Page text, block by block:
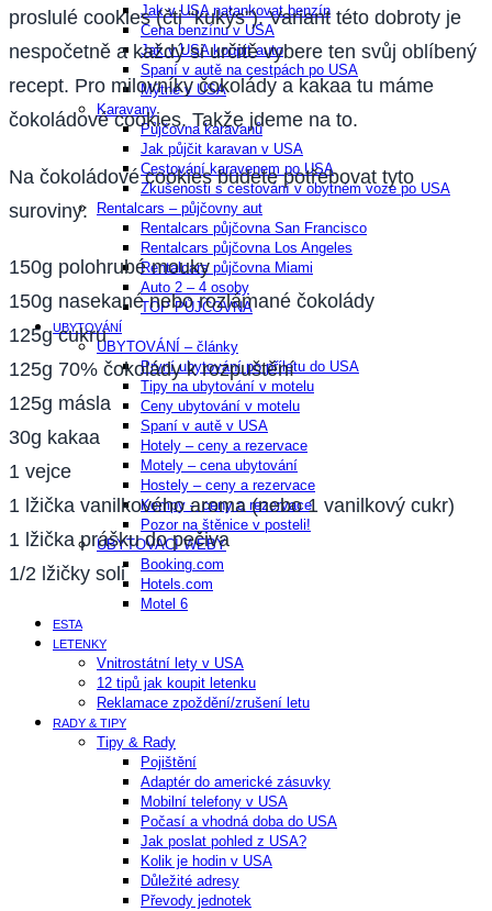
Jak v USA natankovat benzín
Cena benzínu v USA
Jak v USA koupit auto
Spaní v autě na cestpách po USA
Mýtné v USA
Karavany
Půjčovna karavanů
Jak půjčit karavan v USA
Cestování karavenem po USA
Zkušenosti s cestování v obytném voze po USA
Rentalcars – půjčovny aut
Rentalcars půjčovna San Francisco
Rentalcars půjčovna Los Angeles
Rentalcars půjčovna Miami
Auto 2 – 4 osoby
TOP PŮJČOVNA
UBYTOVÁNÍ
UBYTOVÁNÍ – články
První ubytování po příletu do USA
Tipy na ubytování v motelu
Ceny ubytování v motelu
Spaní v autě v USA
Hotely – ceny a rezervace
Motely – cena ubytování
Hostely – ceny a rezervace
Kempy – ceny a rezervace
Pozor na štěnice v posteli!
UBYTOVACÍ WEBY
Booking.com
Hotels.com
Motel 6
ESTA
LETENKY
Vnitrostátní lety v USA
12 tipů jak koupit letenku
Reklamace zpoždění/zrušení letu
RADY & TIPY
Tipy & Rady
Pojištění
Adaptér do americké zásuvky
Mobilní telefony v USA
Počasí a vhodná doba do USA
Jak poslat pohled z USA?
Kolik je hodin v USA
Důležité adresy
Převody jednotek
proslulé cookies (čti “kukýs”). Variant této dobroty je
nespočetně a každý si určitě vybere ten svůj oblíbený
recept. Pro milovníky čokolády a kakaa tu máme
čokoládové cookies. Takže jdeme na to.
Na čokoládové cookies budete potřebovat tyto
suroviny:
150g polohrubé mouky
150g nasekané nebo rozlámané čokolády
125g cukru
125g 70% čokolády k rozpuštění
125g másla
30g kakaa
1 vejce
1 lžička vanilkového aroma (nebo 1 vanilkový cukr)
1 lžička prášku do pečiva
1/2 lžičky soli